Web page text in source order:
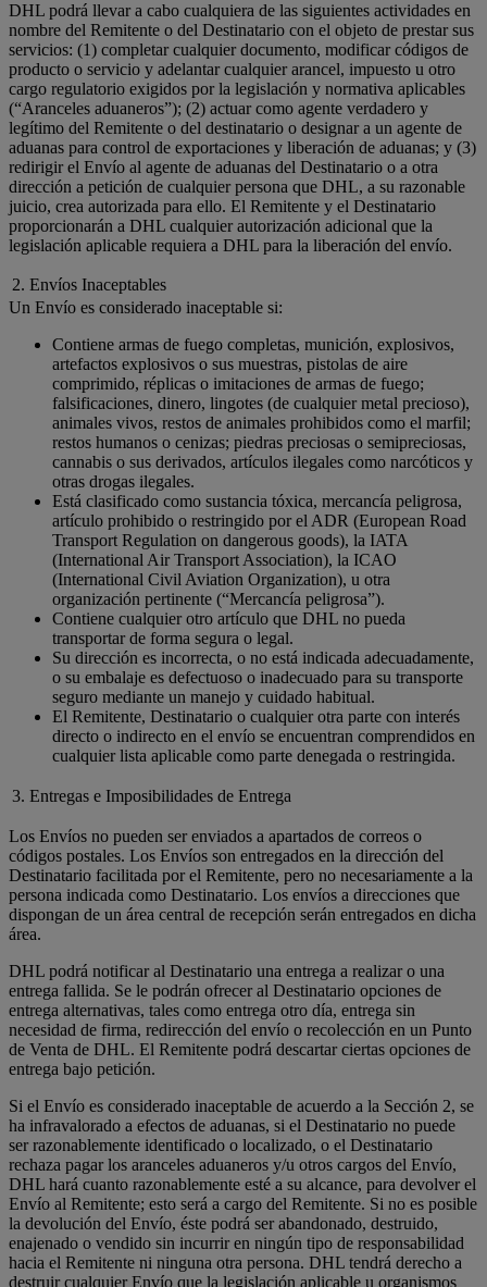
DHL podrá llevar a cabo cualquiera de las siguientes actividades en
nombre del Remitente o del Destinatario con el objeto de prestar sus
servicios: (1) completar cualquier documento, modificar códigos de
producto o servicio y adelantar cualquier arancel, impuesto u otro
cargo regulatorio exigidos por la legislación y normativa aplicables
(“Aranceles aduaneros”); (2) actuar como agente verdadero y
legítimo del Remitente o del destinatario o designar a un agente de
aduanas para control de exportaciones y liberación de aduanas; y (3)
redirigir el Envío al agente de aduanas del Destinatario o a otra
dirección a petición de cualquier persona que DHL, a su razonable
juicio, crea autorizada para ello. El Remitente y el Destinatario
proporcionarán a DHL cualquier autorización adicional que la
legislación aplicable requiera a DHL para la liberación del envío.
2. Envíos Inaceptables
Un Envío es considerado inaceptable si:
Contiene armas de fuego completas, munición, explosivos,
artefactos explosivos o sus muestras, pistolas de aire
comprimido, réplicas o imitaciones de armas de fuego;
falsificaciones, dinero, lingotes (de cualquier metal precioso),
animales vivos, restos de animales prohibidos como el marfil;
restos humanos o cenizas; piedras preciosas o semipreciosas,
cannabis o sus derivados, artículos ilegales como narcóticos y
otras drogas ilegales.
Está clasificado como sustancia tóxica, mercancía peligrosa,
artículo prohibido o restringido por el ADR (European Road
Transport Regulation on dangerous goods), la IATA
(International Air Transport Association), la ICAO
(International Civil Aviation Organization), u otra
organización pertinente (“Mercancía peligrosa”).
Contiene cualquier otro artículo que DHL no pueda
transportar de forma segura o legal.
Su dirección es incorrecta, o no está indicada adecuadamente,
o su embalaje es defectuoso o inadecuado para su transporte
seguro mediante un manejo y cuidado habitual.
El Remitente, Destinatario o cualquier otra parte con interés
directo o indirecto en el envío se encuentran comprendidos en
cualquier lista aplicable como parte denegada o restringida.
3. Entregas e Imposibilidades de Entrega
Los Envíos no pueden ser enviados a apartados de correos o
códigos postales. Los Envíos son entregados en la dirección del
Destinatario facilitada por el Remitente, pero no necesariamente a la
persona indicada como Destinatario. Los envíos a direcciones que
dispongan de un área central de recepción serán entregados en dicha
área.
DHL podrá notificar al Destinatario una entrega a realizar o una
entrega fallida. Se le podrán ofrecer al Destinatario opciones de
entrega alternativas, tales como entrega otro día, entrega sin
necesidad de firma, redirección del envío o recolección en un Punto
de Venta de DHL. El Remitente podrá descartar ciertas opciones de
entrega bajo petición.
Si el Envío es considerado inaceptable de acuerdo a la Sección 2, se
ha infravalorado a efectos de aduanas, si el Destinatario no puede
ser razonablemente identificado o localizado, o el Destinatario
rechaza pagar los aranceles aduaneros y/u otros cargos del Envío,
DHL hará cuanto razonablemente esté a su alcance, para devolver el
Envío al Remitente; esto será a cargo del Remitente. Si no es posible
la devolución del Envío, éste podrá ser abandonado, destruido,
enajenado o vendido sin incurrir en ningún tipo de responsabilidad
hacia el Remitente ni ninguna otra persona. DHL tendrá derecho a
destruir cualquier Envío que la legislación aplicable u organismos